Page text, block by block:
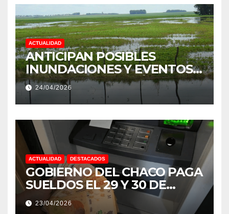
ACTUALIDAD
ANTICIPAN POSIBLES
INUNDACIONES Y EVENTOS
EXTREMOS: “PODRÍA SER UN
NIÑO MUY IMPORTANTE”
24/04/2026
ACTUALIDAD DESTACADOS
GOBIERNO DEL CHACO PAGA
SUELDOS EL 29 Y 30 DE
ABRIL, CON EL 2% DE
AUMENTO
23/04/2026